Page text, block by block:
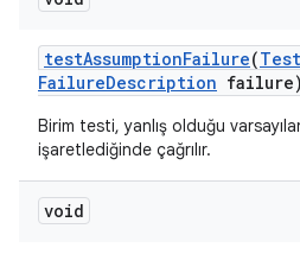
testAssumptionFailure(Test
FailureDescription failure)
Birim testi, yanlış olduğu
işaretlediğinde çağrılır.
void